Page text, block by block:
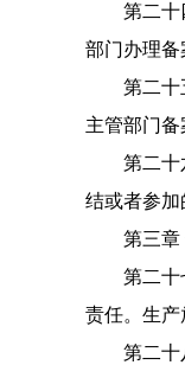
第二十
部门办理
第二十
主管部门备
第二十
结或者参加
第三章
第二十
责任。 生产
第二十